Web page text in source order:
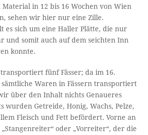
Material in 12 bis 16 Wochen von Wien
sehen wir hier nur eine Zille.
es sich um eine Haller Plätte, die nur
und somit auch auf dem seichten Inn
konnte.
fünf Fässer; da im 16.
Waren in Fässern transportiert
über den Inhalt nichts Genaueres
wurden Getreide, Honig, Wachs, Pelze,
Fleisch und Fett befördert. Vorne an
oder „Vorreiter“, der die